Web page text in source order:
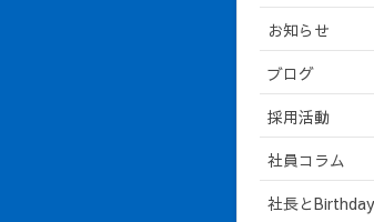
お知らせ
ブログ
採用活動
社員コラム
社長と